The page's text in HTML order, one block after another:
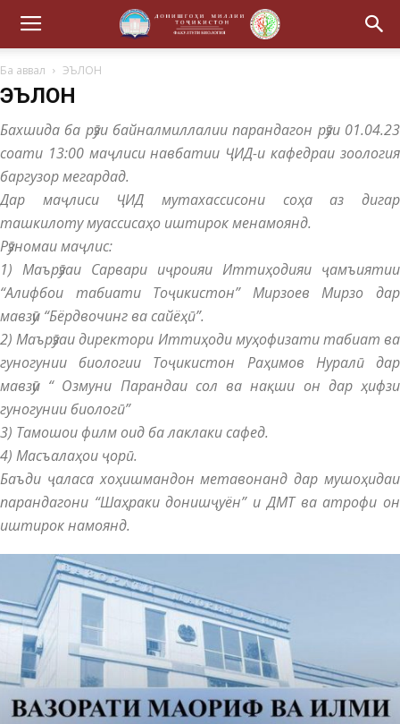
Ба аввал ЭЪЛОН
ЭЪЛОН
Бахшида ба рӯзи байналмиллалии парандагон рӯзи 01.04.23
соати 13:00 маҷлиси навбатии ҶИД-и кафедраи зоология
баргузор мегардад.
Дар маҷлиси ҶИД мутахассисони соҳа аз дигар
ташкилоту муассисаҳо иштирок менамоянд.
Рӯзномаи маҷлис:
1) Маърӯзаи Сарвари иҷроияи Иттиҳодияи ҷамъиятии
“Алифбои табиати Тоҷикистон” Мирзоев Мирзо дар
мавзӯи “Бёрдвочинг ва сайёҳӣ”.
2) Маърӯзаи директори Иттиҳоди муҳофизати табиат ва
гуногунии биологии Тоҷикистон Раҳимов Нуралӣ дар
мавзӯи “ Озмуни Парандаи сол ва нақши он дар ҳифзи
гуногунии биологӣ”
3) Тамошои филм оид ба лаклаки сафед.
4) Масъалаҳои ҷорӣ.
Баъди ҷаласа хоҳишмандон метавонанд дар мушоҳидаи
парандагони “Шаҳраки донишҷуён” и ДМТ ва атрофи он
иштирок намоянд.